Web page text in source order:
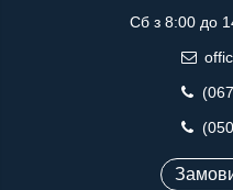
Сб з 8:00 до